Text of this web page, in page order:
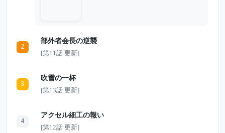
の封筒が届く。 そこに記されていた真実
2
部外者会長の逆襲
[第11話 更新]
3
吹雪の一杯
[第13話 更新]
4
アクセル細工の報い
[第12話 更新]